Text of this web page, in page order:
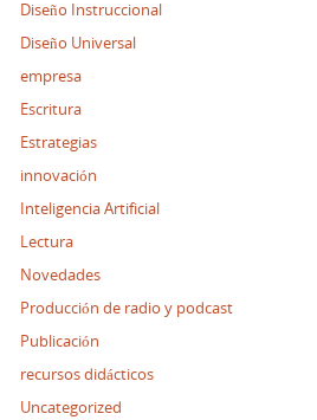
Diseño Instruccional
Diseño Universal
empresa
Escritura
Estrategias
innovación
Inteligencia Artificial
Lectura
Novedades
Producción de radio y podcast
Publicación
recursos didácticos
Uncategorized